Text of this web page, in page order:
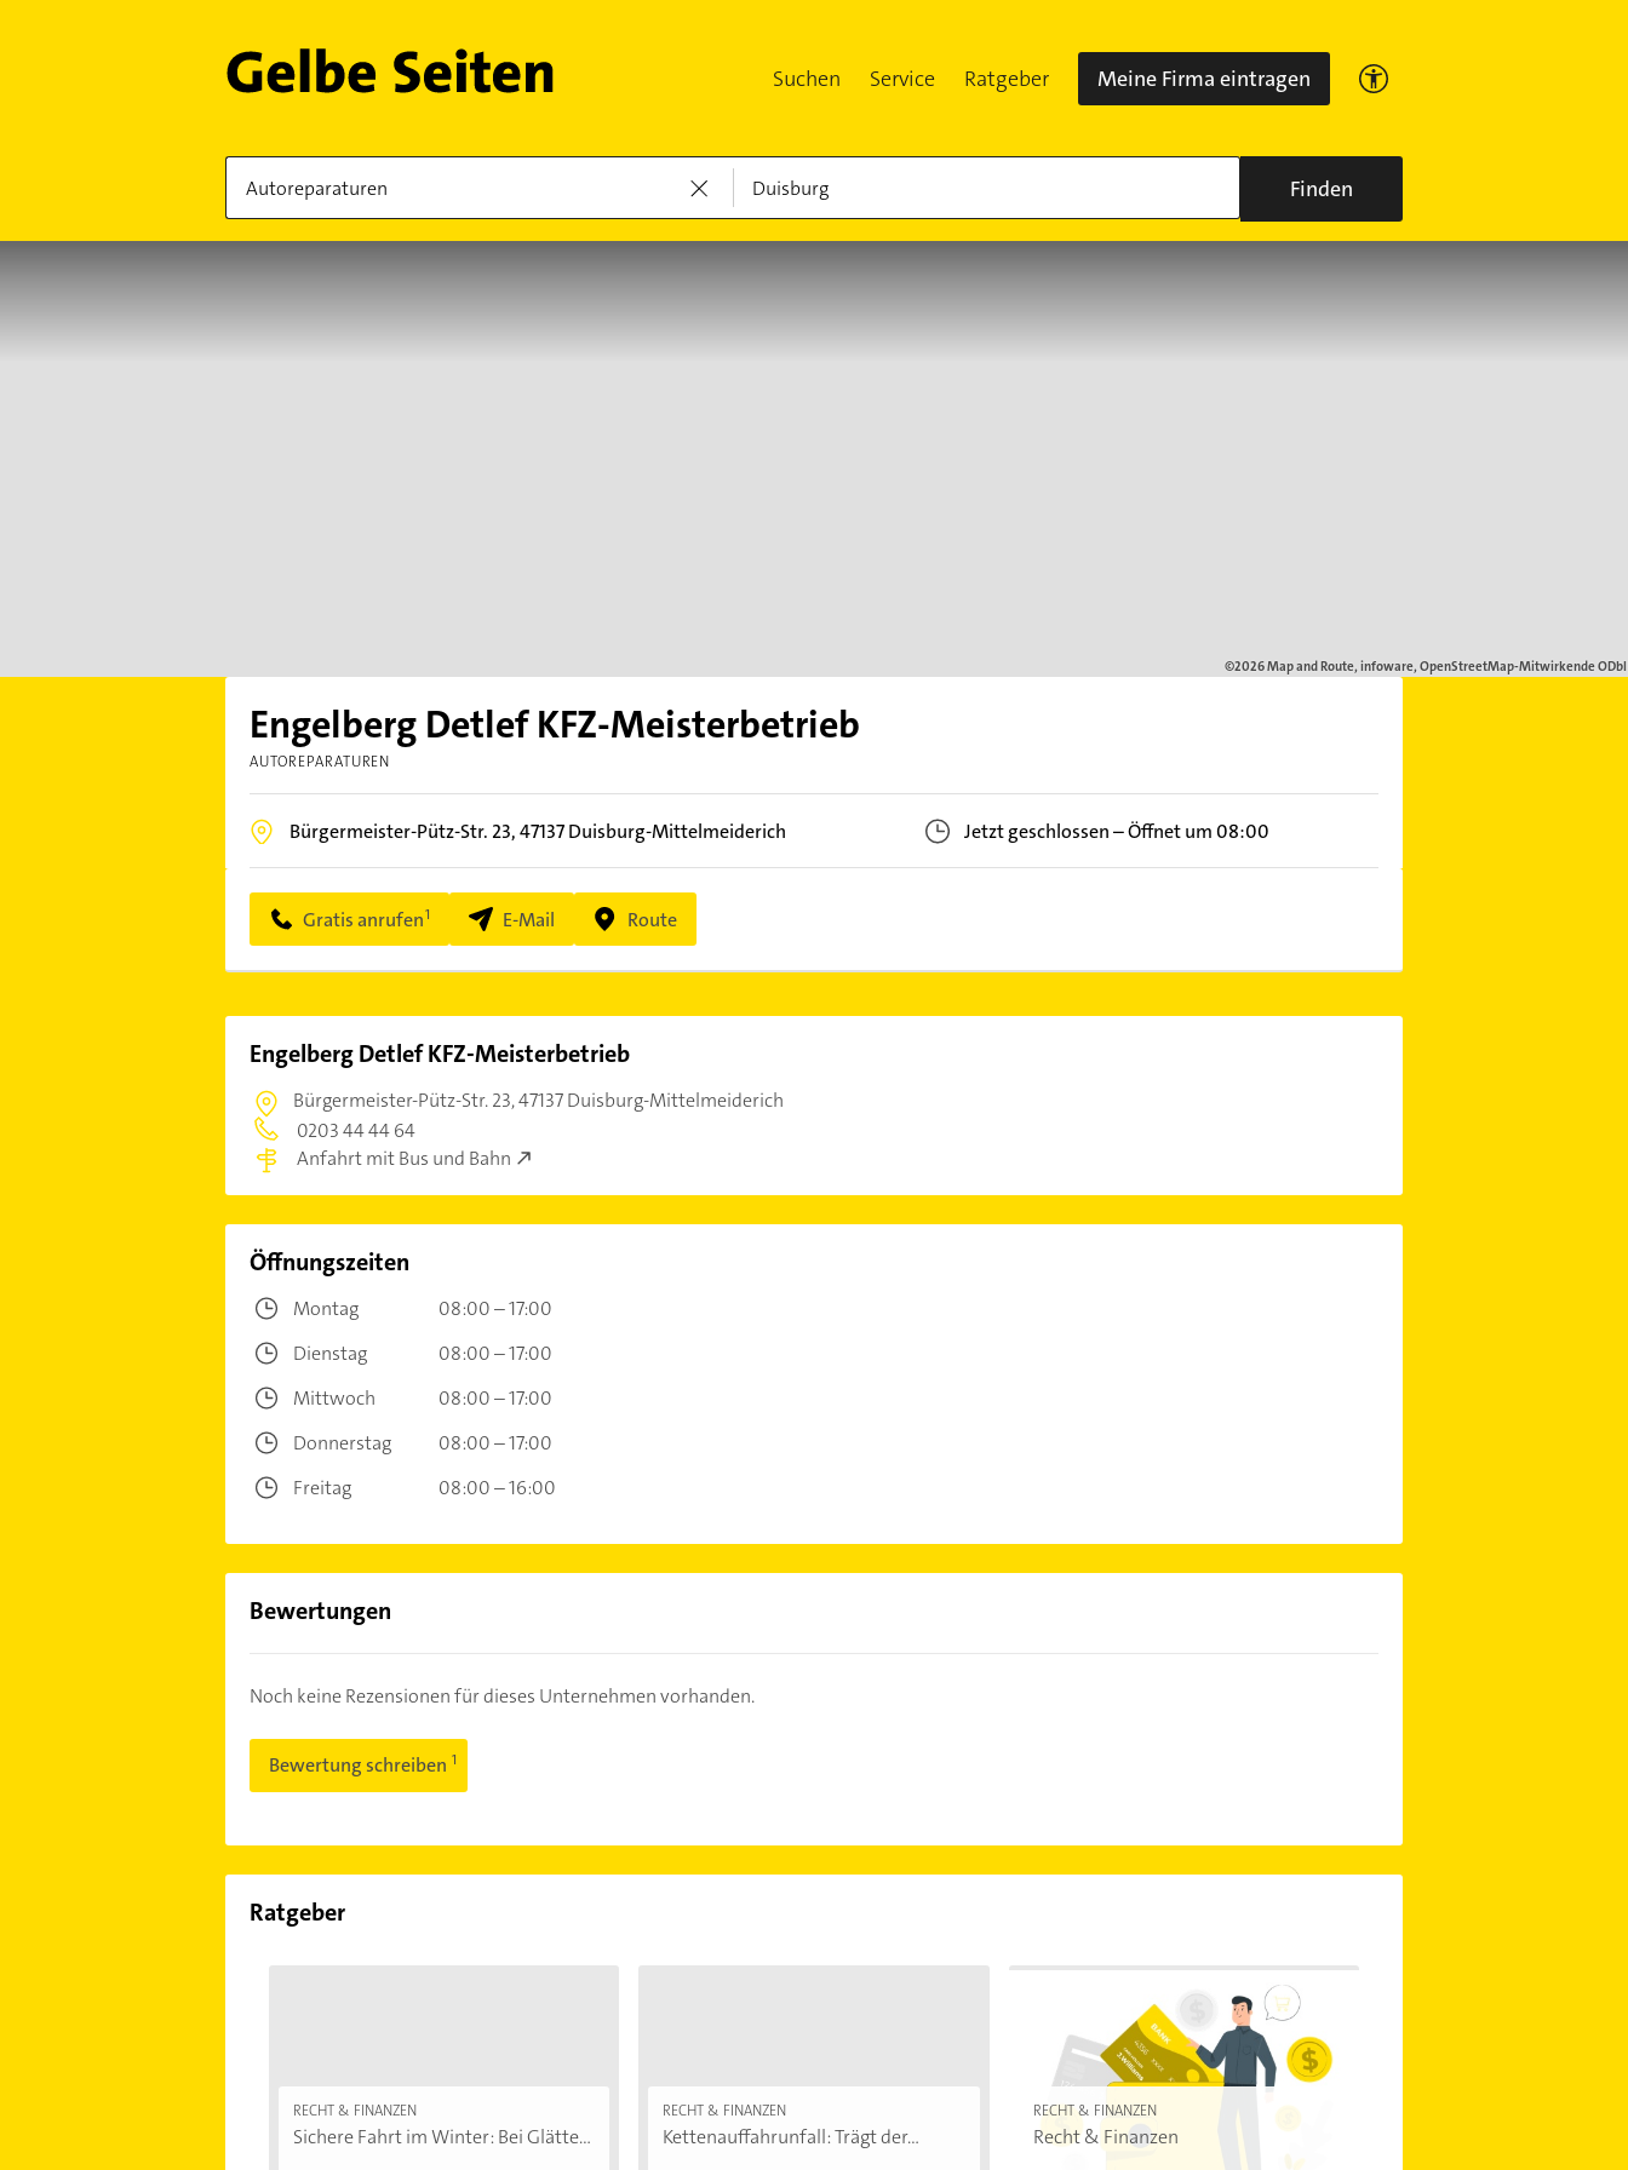
Suchen Service Ratgeber Meine Firma eintragen
Finden
Engelberg Detlef KFZ-Meisterbetrieb
AUTOREPARATUREN
Bürgermeister-Pütz-Str. 23,47137Duisburg-Mittelmeiderich Jetzt geschlossen–Öffnet um 08:00
Gratis anrufen E-Mail Route
Engelberg Detlef KFZ-Meisterbetrieb
Bürgermeister-Pütz-Str. 23,47137 Duisburg-Mittelmeiderich
0203 44 44 64
Anfahrt mit Bus und Bahn
Öffnungszeiten
Montag
08:00 – 17:00
Dienstag
08:00 – 17:00
Mittwoch
08:00 – 17:00
Donnerstag
08:00 – 17:00
Freitag
08:00 – 16:00
Bewertungen
Noch keine Rezensionen für dieses Unternehmen vorhanden.
Bewertung schreiben
Ratgeber
RECHT & FINANZEN
Sichere Fahrt im Winter: Bei Glätte...
RECHT & FINANZEN
Kettenauffahrunfall: Trägt der...
RECHT & FINANZEN
Recht & Finanzen